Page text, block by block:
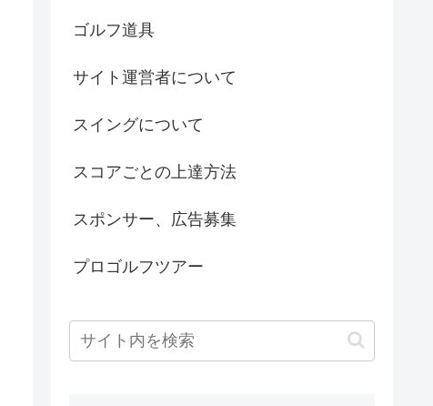
ゴルフ道具
サイト運営者について
スイングについて
スコアごとの上達方法
スポンサー、広告募集
プロゴルフツアー